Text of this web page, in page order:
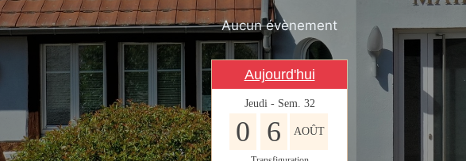
Aucun évènement
Aujourd'hui
Jeudi - Sem. 32
0 6 AOÛT